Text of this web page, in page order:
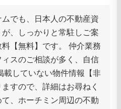
でも、日本人の不動産資
、しっかりと常駐しご案
【無料】です。 仲介業務
スのご相談が多く、自信
載していない物件情報【非
すので、詳細はお尋ねく
、ホーチミン周辺の不動